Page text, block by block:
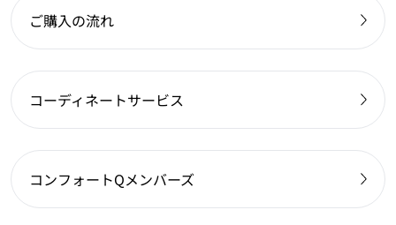
ご購入の流れ
コーディネートサービス
コンフォートQメンバーズ